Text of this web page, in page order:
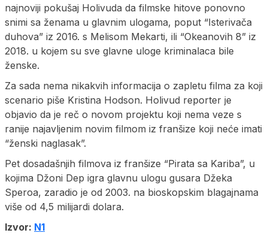
najnoviji pokušaj Holivuda da filmske hitove ponovno
snimi sa ženama u glavnim ulogama, poput “Isterivača
duhova” iz 2016. s Melisom Mekarti, ili “Okeanovih 8” iz
2018. u kojem su sve glavne uloge kriminalaca bile
ženske.
Za sada nema nikakvih informacija o zapletu filma za koji
scenario piše Kristina Hodson. Holivud reporter je
objavio da je reč o novom projektu koji nema veze s
ranije najavljenim novim filmom iz franšize koji neće imati
“ženski naglasak”.
Pet dosadašnjih filmova iz franšize “Pirata sa Kariba”, u
kojima Džoni Dep igra glavnu ulogu gusara Džeka
Speroa, zaradio je od 2003. na bioskopskim blagajnama
više od 4,5 milijardi dolara.
Izvor: N1